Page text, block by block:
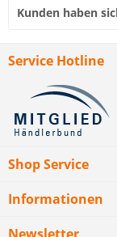
Kunden haben
Service Hotline
Shop Service
Informationen